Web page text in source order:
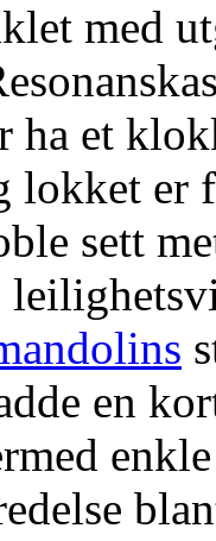
med
et
lokket er
sett
en